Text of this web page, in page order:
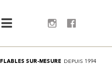
F LAB L ES SUR-M ESURE DEPUIS 1994